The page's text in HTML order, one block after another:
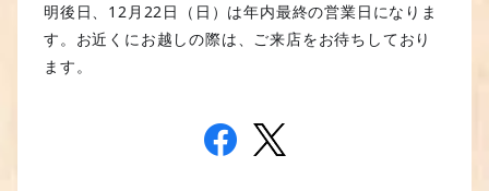
明後日、12月22日（日）は年内最終の営業日になりま
す。お近くにお越しの際は、ご来店をお待ちしており
ます。